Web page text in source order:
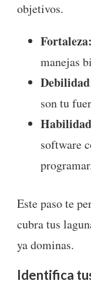
objetivos.
Fortaleza:
manejas
son tu
software
Este paso te
cubra tus
ya dominas.
Identifica